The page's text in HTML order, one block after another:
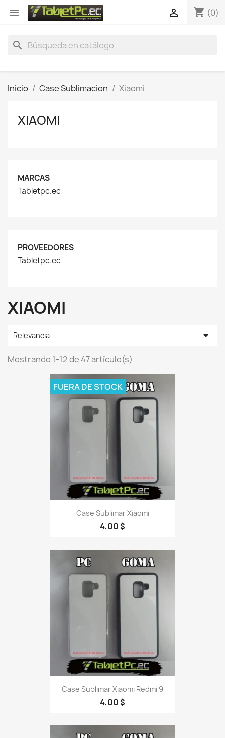
 shopping_cart (0)

search
Inicio Case Sublimacion Xiaomi
XIAOMI
MARCAS
Tabletpc.ec
PROVEEDORES
Tabletpc.ec
XIAOMI
Relevancia 
Mostrando 1-12 de 47 artículo(s)
Case Sublimar Xiaomi
4,00 $
FUERA DE STOCK
Case Sublimar Xiaomi Redmi 9
4,00 $